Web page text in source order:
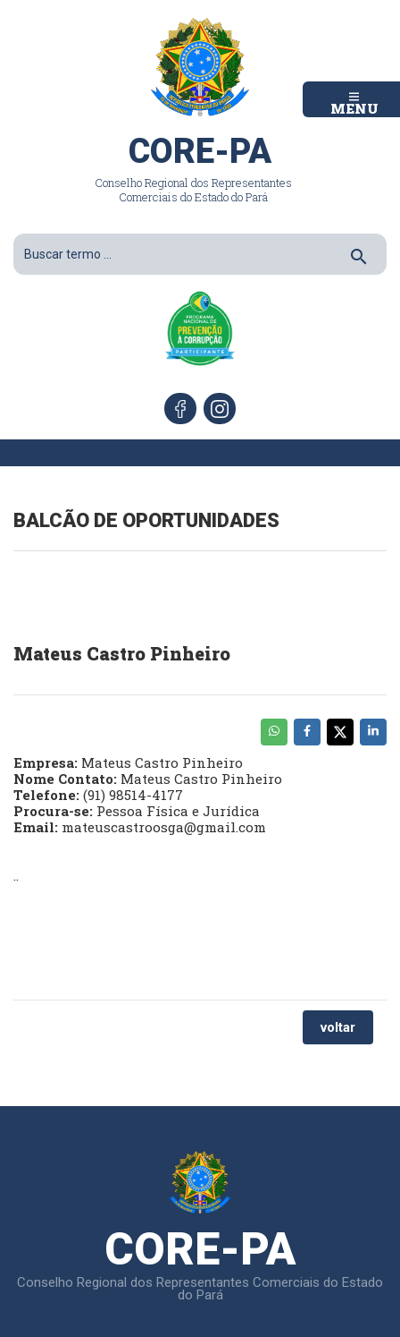
MENU
CORE-PA
Conselho Regional dos Representantes
Comerciais do Estado do Pará
search
BALCÃO DE OPORTUNIDADES
Mateus Castro Pinheiro
Empresa: Mateus Castro Pinheiro
Nome Contato: Mateus Castro Pinheiro
Telefone: (91) 98514-4177
Procura-se: Pessoa Física e Jurídica
Email: mateuscastroosga@gmail.com
..
voltar
CORE-PA
Conselho Regional dos Representantes Comerciais do Estado
do Pará